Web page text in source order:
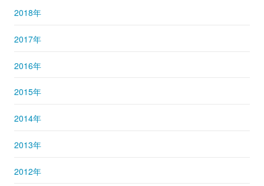
2018年
2017年
2016年
2015年
2014年
2013年
2012年